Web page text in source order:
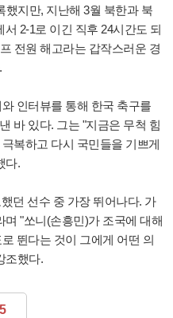
했지만, 지난해 3월 북한과 북
2-1로 이긴 직후 24시간도 되
전원 해고라는 갑작스러운 경
인터뷰를 통해 한국 축구를
바 있다. 그는 "지금은 무척 힘
복하고 다시 국민들을 기쁘게
다.
던 선수 중 가장 뛰어나다. 가
"쏘니(손흥민)가 조국에 대해
뛴다는 것이 그에게 어떤 의
조했다.
5